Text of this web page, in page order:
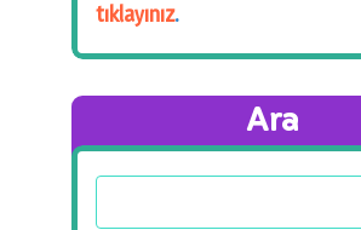
tıklayınız.
Ara